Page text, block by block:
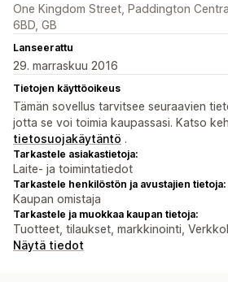
One Kingdom Street, Paddington
6BD, GB
Lanseerattu
29. marraskuu 2016
Tietojen käyttöoikeus
Tämän sovellus tarvitsee seuraavien
jotta se voi toimia kaupassasi. Katso
tietosuojakäytäntö .
Tarkastele asiakastietoja:
Laite- ja toimintatiedot
Tarkastele henkilöstön ja avustajien tietoja:
Kaupan omistaja
Tarkastele ja muokkaa kaupan tietoja:
Tuotteet, tilaukset, markkinointi,
Näytä tiedot